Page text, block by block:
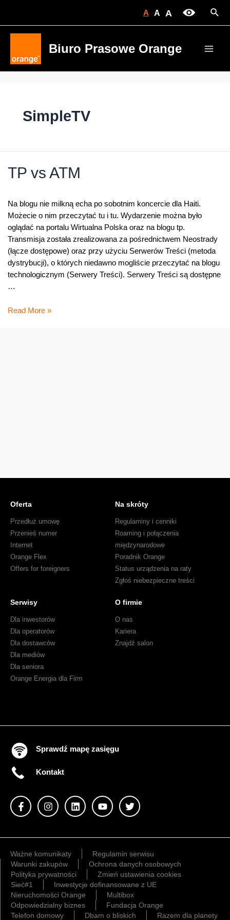
A A A
Biuro Prasowe Orange
SimpleTV
TP vs ATM
Na blogu nie milkną echa po sobotnim koncercie dla Haiti.
Możecie o nim przeczytać tu i tu. Wydarzenie można było
oglądać na portalu Wirtualna Polska oraz na blogu tp.
Transmisja została zrealizowana za pośrednictwem Neostrady
(łącze dostępowe) oraz przy użyciu Serwerów Treści (metoda
dystrybucji), o których niedawno mogliście przeczytać na blogu
technologicznym (Serwery Treści). Serwery Treści są dostępne
…
TP
Read More »
Oferta
Przedłuż umowę
Przenieś numer
Internet
Orange Flex
Offers for foreigners
Na skróty
Regulaminy i cenniki
Roaming i połączenia
międzynarodowe
Poradnik Orange
Status urządzenia na raty
Zgłoś niebezpieczne treści
Serwisy
Dla inwestorów
Dla operatorów
Dla dostawców
Dla mediów
Dla seniora
Orange Energia dla Firm
O firmie
O nas
Kariera
Znajdź salon
Sprawdź mapę zasięgu
Kontakt
Ważne komunikaty
Regulamin serwisu
Warunki zakupów
Ochrona danych osobowych
Polityka prywatności
Zmień ustawienia cookies
Sieć#1
Inwestycje dofinansowane z UE
Nieruchomości Orange
Multibox
Odpowiedzialny biznes
Fundacja Orange
Telefon domowy
Dbam o bliskich Razem dla planety